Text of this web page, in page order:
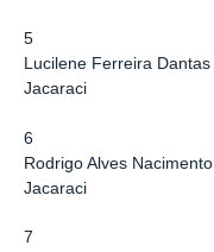
5
Lucilene Ferreira Dantas
Jacaraci
6
Rodrigo Alves Nacimento
Jacaraci
7